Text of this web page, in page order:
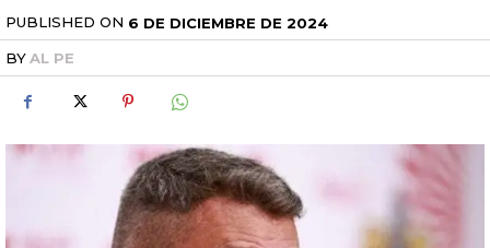
PUBLISHED ON 6 DE DICIEMBRE DE 2024
BYAL PE